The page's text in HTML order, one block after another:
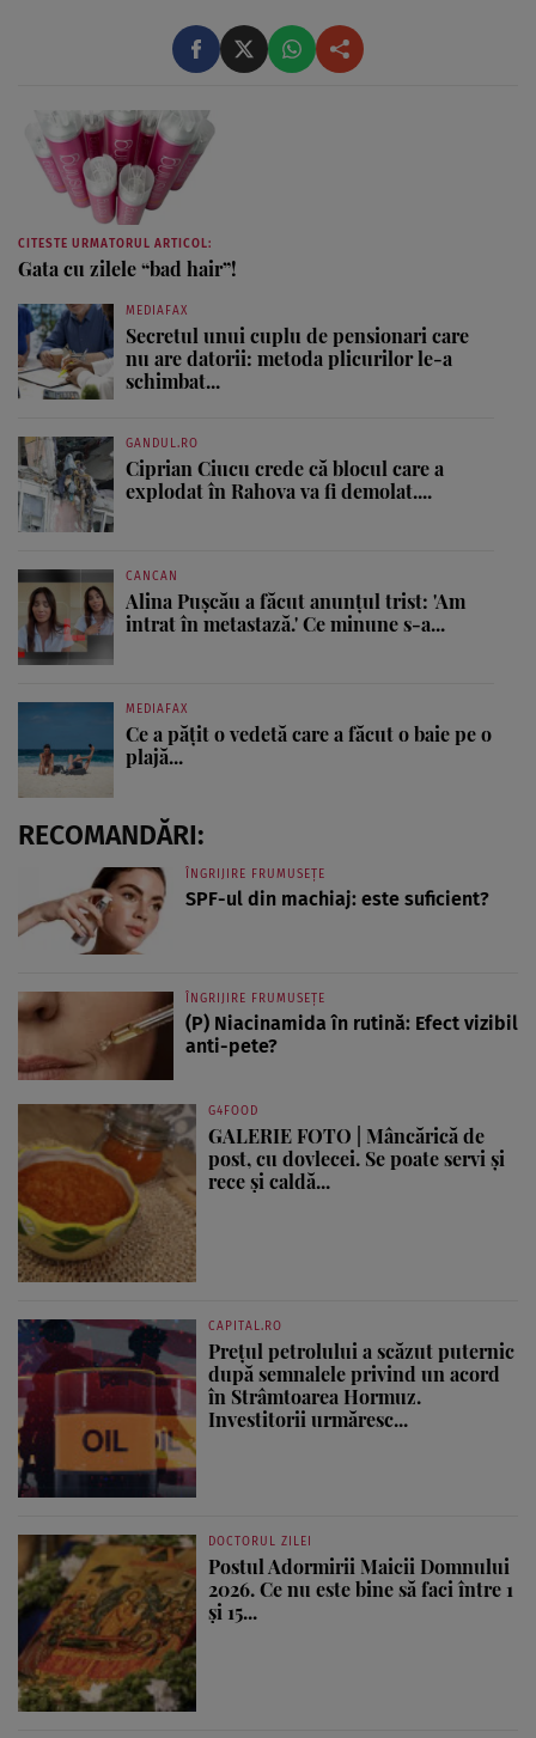
CITESTE URMATORUL ARTICOL:
Gata cu zilele “bad hair”!
MEDIAFAX
Secretul unui cuplu de pensionari care
nu are datorii: metoda plicurilor le-a
schimbat...
GANDUL.RO
Ciprian Ciucu crede că blocul care a
explodat în Rahova va fi demolat....
CANCAN
Alina Pușcău a făcut anunțul trist: 'Am
intrat în metastază.' Ce minune s-a...
MEDIAFAX
Ce a pățit o vedetă care a făcut o baie pe o
plajă...
RECOMANDĂRI:
ÎNGRIJIRE FRUMUSEȚE
SPF-ul din machiaj: este suficient?
ÎNGRIJIRE FRUMUSEȚE
(P) Niacinamida în rutină: Efect vizibil
anti-pete?
G4FOOD
GALERIE FOTO | Mâncărică de
post, cu dovlecei. Se poate servi și
rece și caldă...
CAPITAL.RO
Prețul petrolului a scăzut puternic
după semnalele privind un acord
în Strâmtoarea Hormuz.
Investitorii urmăresc...
DOCTORUL ZILEI
Postul Adormirii Maicii Domnului
2026. Ce nu este bine să faci între 1
și 15...